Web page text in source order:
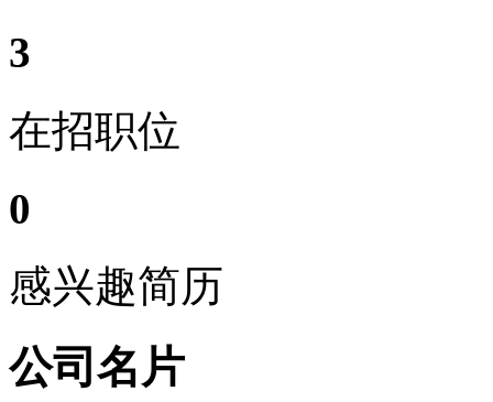
3
在招职位
0
感兴趣简历
公司名片